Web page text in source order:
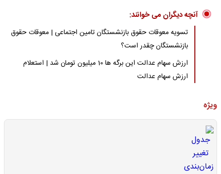
آنچه دیگران می خوانند:
تسویه معوقات حقوق بازنشستگان تامین اجتماعی | معوقات حقوق
بازنشستگان چقدر است؟
ارزش سهام عدالت این برگه ها 10 میلیون تومان شد | استعلام
ارزش سهام عدالت
ویژه